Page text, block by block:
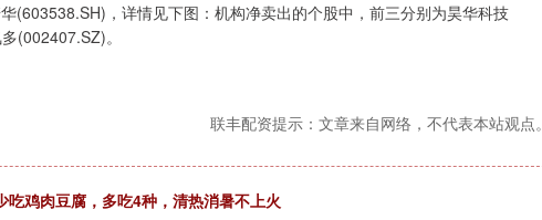
(603538.SH)，详情见下图：机构净卖出的个股中，前三分别为昊华科技
(002407.SZ)。
联丰配资提示：文章来自网络，不代表本站观点。
鸡肉豆腐，多吃4种，清热消暑不上火